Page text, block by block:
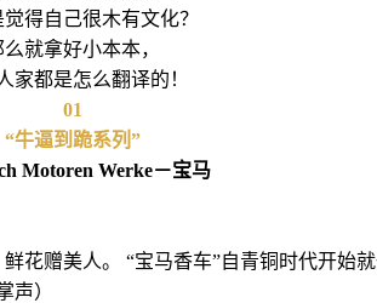
得自己很木有文化？
么就拿好小本本，
家都是怎么翻译的！
01
“牛逼到跪系列”
Motoren Werke－宝马
赠美人。 “宝马香车”自青铜时代开始
声）